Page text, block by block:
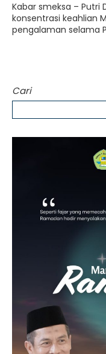
Kabar smeksa – Putri
konsentrasi keahlian
pengalaman selama
Cari